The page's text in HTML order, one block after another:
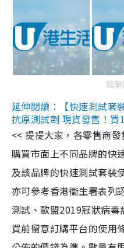
點
延伸閱讀：【快速測試套
抗原測試劑 現貨發售！
<< 提提大家，各零售商
購買市面上不同品牌的快
及該品牌的快速測試套裝
亦可參考香港衞生署表列
測試、歐盟2019冠狀病
買前留意訂購平台的使用